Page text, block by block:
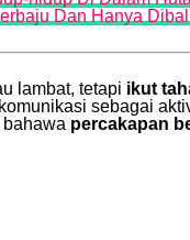
Dan Hanya
lambat, tetapi ikut
sebagai
percakapan